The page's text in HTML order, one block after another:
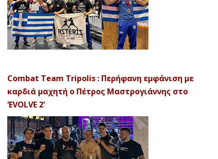
Combat Team Tripolis : Περήφανη εμφάνιση με
καρδιά μαχητή ο Πέτρος Μαστρογιάννης στο
‘EVOLVE 2’